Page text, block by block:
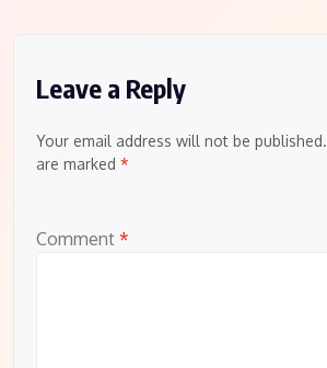
Leave a Reply
Your email address will not be published.
are marked *
Comment *